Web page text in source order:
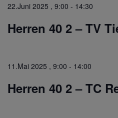
22.Juni 2025 , 9:00 - 14:30
Herren 40 2 – TV
11.Mai 2025 , 9:00 - 14:00
Herren 40 2 – TC